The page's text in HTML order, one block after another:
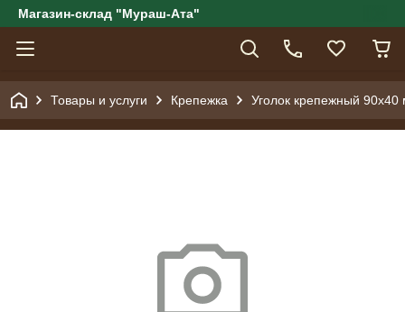
Магазин-склад "Мураш-Ата"
Товары и услуги Крепежка Уголок крепежный 90x40